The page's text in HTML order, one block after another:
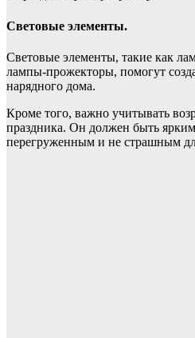
Световые элементы.
Световые элементы, такие как
лампы-прожекторы, помогут
нарядного дома.
Кроме того, важно учитывать
праздника. Он должен быть
перегруженным и не страшным